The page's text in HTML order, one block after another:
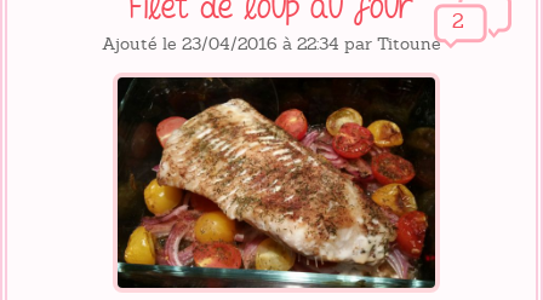
2
Filet de loup au four
Ajouté le 23/04/2016 à 22:34 par Titoune